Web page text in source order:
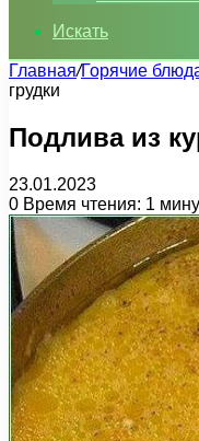
Искать
Главная/Горячие
грудки
Подлива из
23.01.2023
0 Время чтения: 1